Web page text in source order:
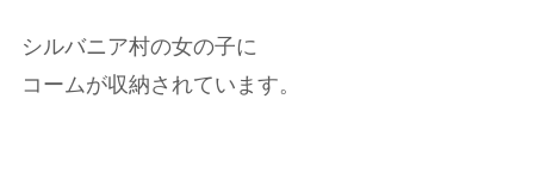
シルバニア村の女の子に
コームが収納されています。